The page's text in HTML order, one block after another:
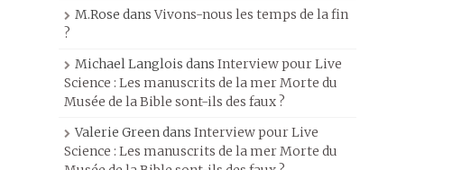
M.Rose dansVivons-nous les temps de la fin
?
Michael Langlois dans Interview pour Live
Science : Les manuscrits de la mer Morte du
Musée de la Bible sont-ils des faux ?
Valerie Greendans Interview pour Live
Science : Les manuscrits de la mer Morte du